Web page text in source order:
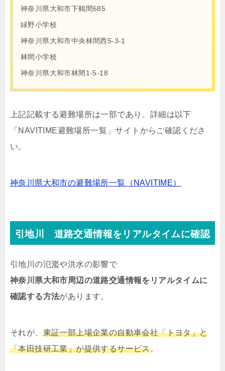
神奈川県大和市下鶴間685
緑野小学校
神奈川県大和市中央林間西5-3-1
林間小学校
神奈川県大和市林間1-5-18
上記記載する避難場所は一部であり、詳細は以下
「NAVITIME避難場所一覧」サイトからご確認くださ
い。
神奈川県大和市の避難場所一覧（NAVITIME）
引地川 道路交通情報をリアルタイムに確認
引地川の氾濫や洪水の影響で
神奈川県大和市周辺の道路交通情報をリアルタイムに
確認する方法があります。
それが、 東証一部上場企業の自動車会社「トヨタ」と
「本田技研工業」が提供するサービス。